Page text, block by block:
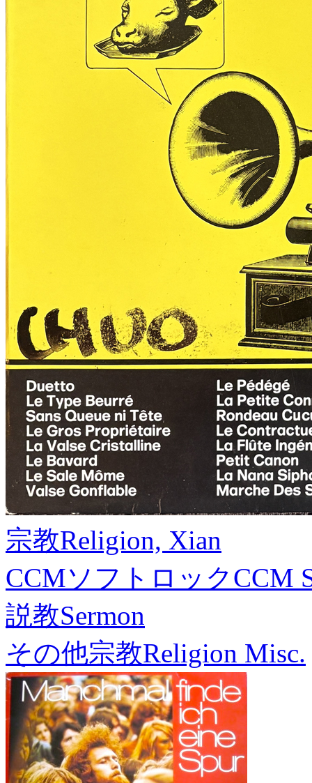
宗教Religion, Xian
CCMソフトロックCCM
説教Sermon
その他宗教Religion Misc.